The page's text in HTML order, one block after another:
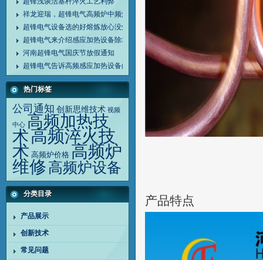
祥龙迎瑞，超锋电气高频炉中频炉诚谢客户同行
超锋电气设备选的好熔炼放心没烦恼
超锋电气来介绍感应加热设备除垢剂清洗设备方法
河南超锋电气国庆节放假通知
超锋电气告诉高频感应加热设备的应用范围
热门标签
公司通知 创新思维技术 视频
中心 高频加热技
术高频淬火技
术 高频炉价格 高频炉
维修高频炉设备
分类目录
产品展示
创新技术
常见问题
产品特点